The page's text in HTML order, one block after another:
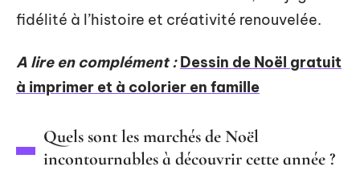
fidélité à l’histoire et créativité renouvelée.
A lire en complément : Dessin de Noël gratuit
à imprimer et à colorier en famille
Quels sont les marchés de Noël
incontournables à découvrir cette année ?